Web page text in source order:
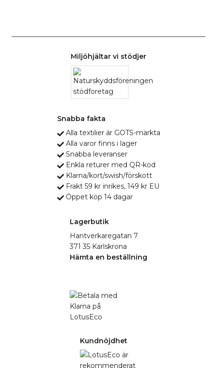
Miljöhjältar vi stödjer
Snabba fakta
Alla textilier är GOTS-märkta
Alla varor finns i lager
Snabba leveranser
Enkla returer med QR-kod
Klarna/kort/swish/förskott
Frakt 59 kr inrikes, 149 kr EU
Öppet köp 14 dagar
Lagerbutik
Hantverkaregatan 7
371 35 Karlskrona
Hämta en beställning
Kundnöjdhet